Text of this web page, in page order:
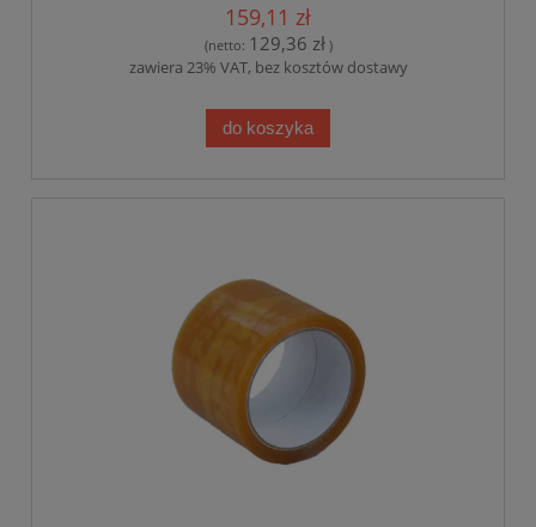
159,11 zł
(netto: 129,36 zł)
zawiera 23% VAT, bez kosztów dostawy
do koszyka